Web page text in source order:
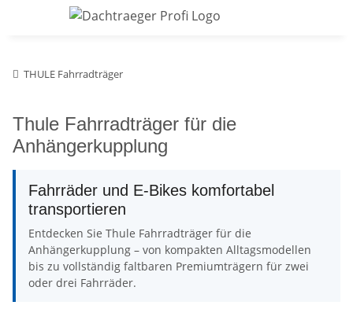
THULE Fahrradträger
Thule Fahrradträger für die
Anhängerkupplung
Fahrräder und E-Bikes komfortabel
transportieren
Entdecken Sie Thule Fahrradträger für die
Anhängerkupplung – von kompakten Alltagsmodellen
bis zu vollständig faltbaren Premiumträgern für zwei
oder drei Fahrräder.